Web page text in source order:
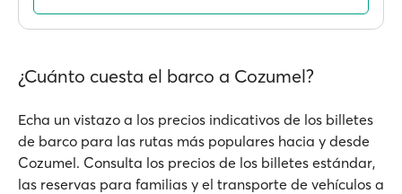
¿Cuánto cuesta el barco a Cozumel?
Echa un vistazo a los precios indicativos de los billetes
de barco para las rutas más populares hacia y desde
Cozumel. Consulta los precios de los billetes estándar,
las reservas para familias y el transporte de vehículos a